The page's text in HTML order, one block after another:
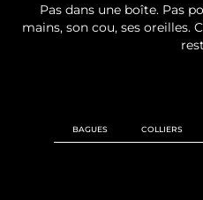
Pas dans une boîte. Pas
mains, son cou, ses oreilles.
BAGUES COLLIERS